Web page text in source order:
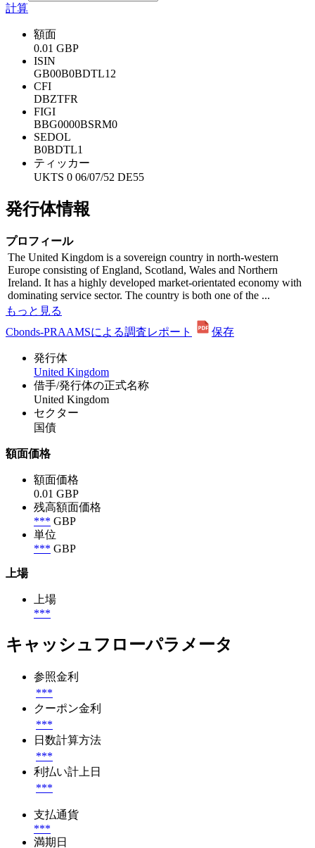
計算
額面
0.01 GBP
ISIN
GB00B0BDTL12
CFI
DBZTFR
FIGI
BBG0000BSRM0
SEDOL
B0BDTL1
ティッカー
UKTS 0 06/07/52 DE55
発行体情報
プロフィール
The United Kingdom is a sovereign country in north-western
Europe consisting of England, Scotland, Wales and Northern
Ireland. It has a highly developed market-orientated economy with
dominating service sector. The country is both one of the ...
もっと見る
Cbonds-PRAAMSによる調査レポート
保存
発行体
United Kingdom
借手/発行体の正式名称
United Kingdom
セクター
国債
額面価格
額面価格
0.01 GBP
残高額面価格
*** GBP
単位
*** GBP
上場
上場
***
キャッシュフローパラメータ
参照金利
***
クーポン金利
***
日数計算方法
***
利払い計上日
***
支払通貨
***
満期日